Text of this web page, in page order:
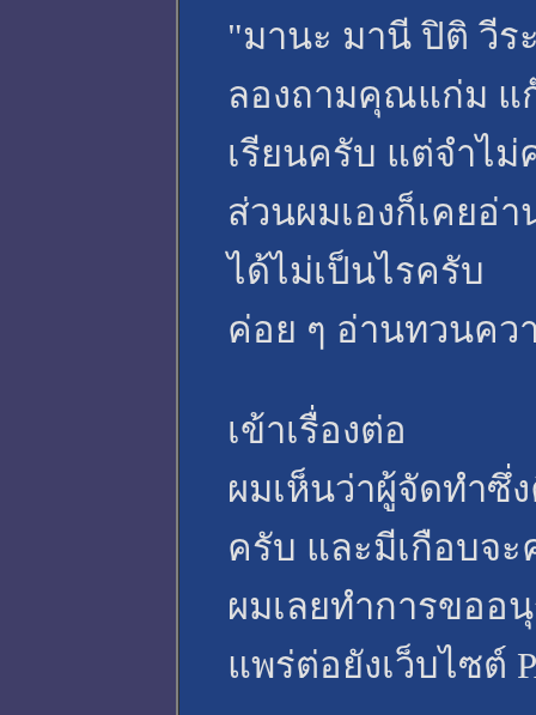
"มานะ มานี ปิติ วีร
ลองถามคุณแก่ม แ
เรียนครับ แต่จำไ
ส่วนผมเองก็เคยอ่
ได้ไม่เป็นไรครับ
ค่อย ๆ อ่านทวนคว
เข้าเรื่องต่อ
ผมเห็นว่าผู้จัดทำซึ่
ครับ และมีเกือบจ
ผมเลยทำการขอ
แพร่ต่อยังเว็บไซต์